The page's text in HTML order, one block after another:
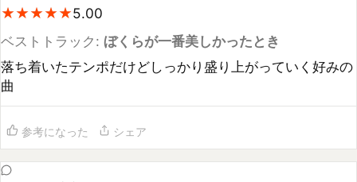
ベストトラック:
曲
コメント (0
まだコメントがありません